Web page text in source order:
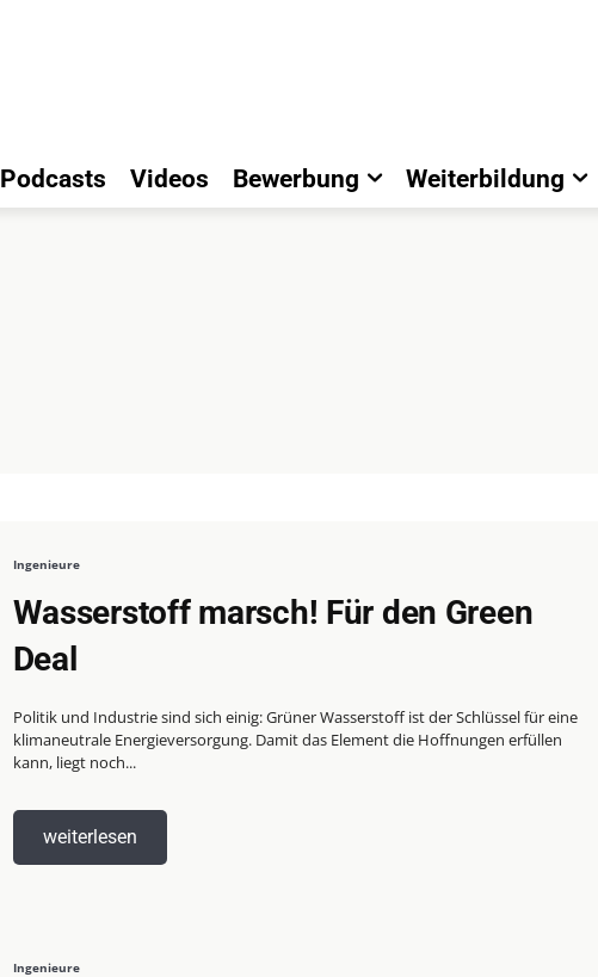
Podcasts Videos Bewerbung Weiterbildung
Ingenieure
Wasserstoff marsch! Für den Green
Deal
Politik und Industrie sind sich einig: Grüner Wasserstoff ist der Schlüssel für eine
klimaneutrale Energieversorgung. Damit das Element die Hoffnungen erfüllen
kann, liegt noch...
weiterlesen
Ingenieure